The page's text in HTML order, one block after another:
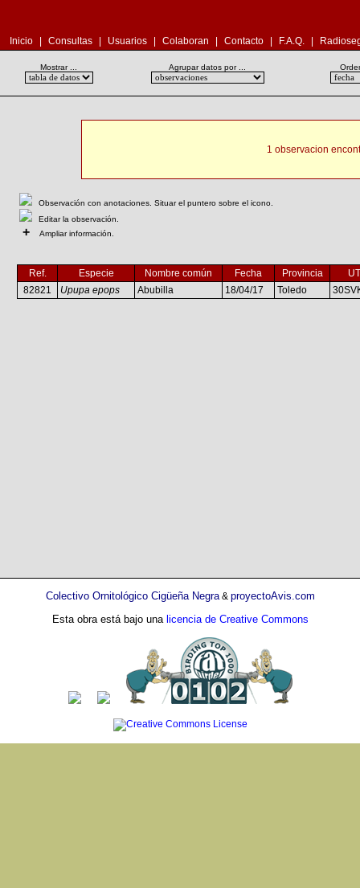
Inicio Consultas Usuarios Colaboran Contacto F.A.Q.
Mostrar ... Agrupar datos por ...
1 observacion
Observación con anotaciones. Situar el puntero sobre el icono.
Editar la observación.
+ Ampliar información.
Ref. Especie Nombre común Fecha Provincia
82821
Upupa epops Abubilla 18/04/17 Toledo
Colectivo Ornitológico Cigüeña Negra& proyectoAvis.com
Esta obra está bajo una licencia de Creative Commons